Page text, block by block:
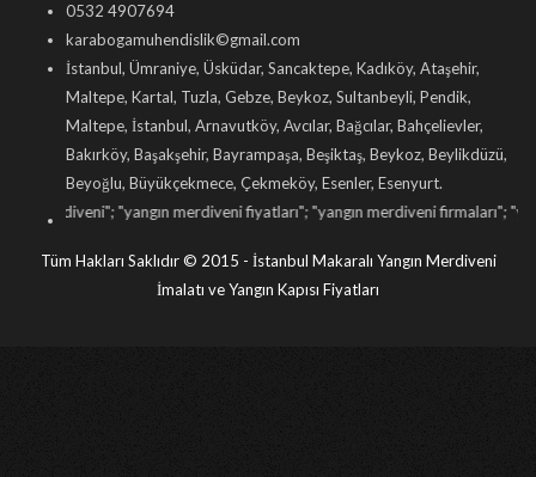
0532 4907694
karabogamuhendislik©gmail.com
İstanbul, Ümraniye, Üsküdar, Sancaktepe, Kadıköy, Ataşehir,
Maltepe, Kartal, Tuzla, Gebze, Beykoz, Sultanbeyli, Pendik,
Maltepe, İstanbul, Arnavutköy, Avcılar, Bağcılar, Bahçelievler,
Bakırköy, Başakşehir, Bayrampaşa, Beşiktaş, Beykoz, Beylikdüzü,
Beyoğlu, Büyükçekmece, Çekmeköy, Esenler, Esenyurt.
yangın merdiveni fiyatları"; "yangın merdiveni firmaları"; "yangın merdiveni
Tüm Hakları Saklıdır © 2015 - İstanbul Makaralı Yangın Merdiveni
İmalatı ve Yangın Kapısı Fiyatları